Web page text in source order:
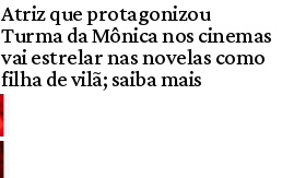
Atriz que protagonizou
Turma da Mônica nos cinemas
vai estrelar nas novelas como
filha de vilã; saiba mais